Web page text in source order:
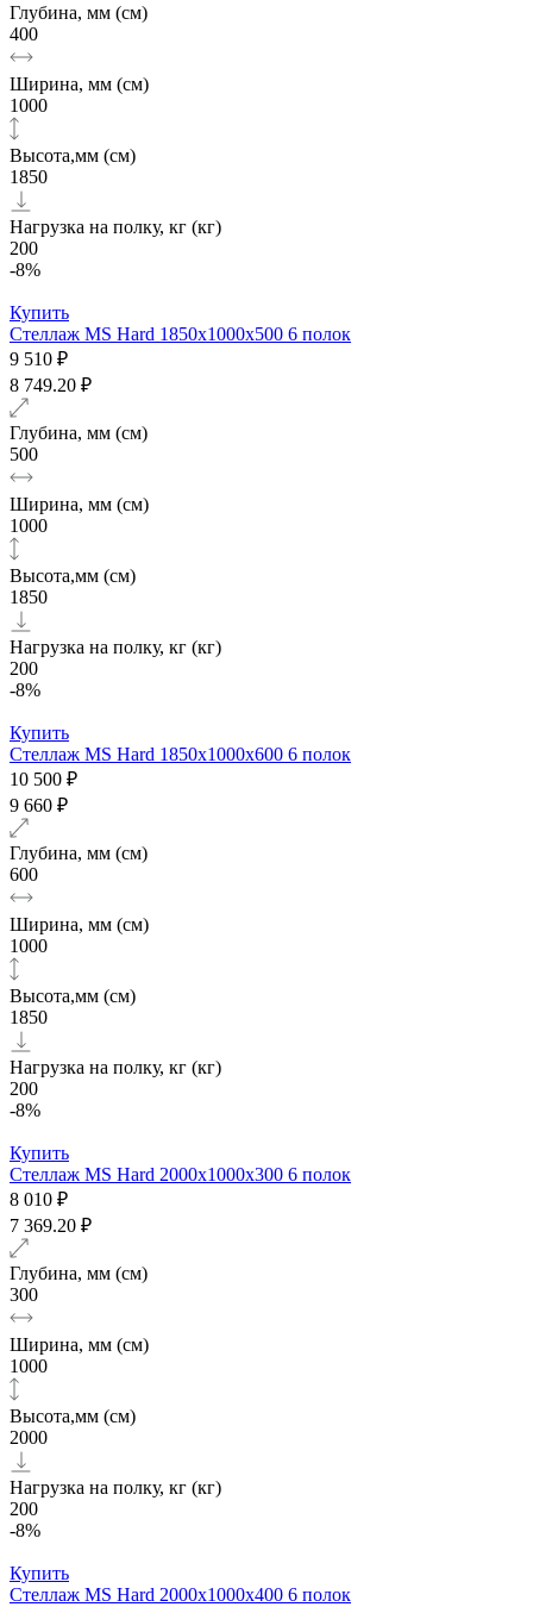
Глубина, мм (см)
400
Ширина, мм (см)
1000
Высота,мм (см)
1850
Нагрузка на полку, кг (кг)
200
-8%
Купить
Стеллаж MS Hard 1850х1000x500 6 полок
9 510 ₽
8 749.20 ₽
Глубина, мм (см)
500
Ширина, мм (см)
1000
Высота,мм (см)
1850
Нагрузка на полку, кг (кг)
200
-8%
Купить
Стеллаж MS Hard 1850х1000x600 6 полок
10 500 ₽
9 660 ₽
Глубина, мм (см)
600
Ширина, мм (см)
1000
Высота,мм (см)
1850
Нагрузка на полку, кг (кг)
200
-8%
Купить
Стеллаж MS Hard 2000х1000x300 6 полок
8 010 ₽
7 369.20 ₽
Глубина, мм (см)
300
Ширина, мм (см)
1000
Высота,мм (см)
2000
Нагрузка на полку, кг (кг)
200
-8%
Купить
Стеллаж MS Hard 2000х1000x400 6 полок